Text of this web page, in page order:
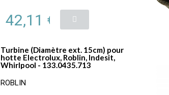
42,11 €
Turbine (Diamètre ext. 15cm) pour
hotte Electrolux, Roblin, Indesit,
Whirlpool - 133.0435.713
ROBLIN